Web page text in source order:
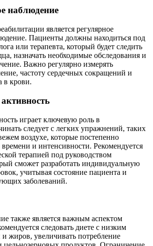
наблюдение
является регулярное
Пациенты должны находиться под
или терапевта, который будет следить
назначать необходимые обследования и
Важно регулярно измерять
частоту сердечных сокращений и
в крови.
играет ключевую роль в
следует с легких упражнений, таких
воздухе, которые постепенно
и интенсивности. Рекомендуется
терапией под руководством
сможет разработать индивидуальную
учитывая состояние пациента и
заболеваний.
также является важным аспектом
следовать диете с низким
жиров, увеличивать потребление